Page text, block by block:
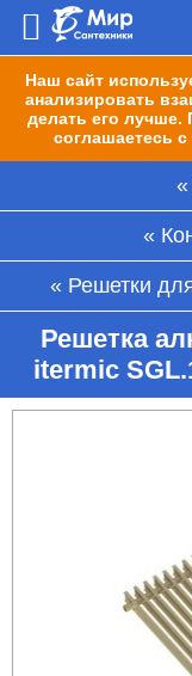
Наш сайт
анализировать
делать его
соглашаетесь
Решетки
Решетка
itermic